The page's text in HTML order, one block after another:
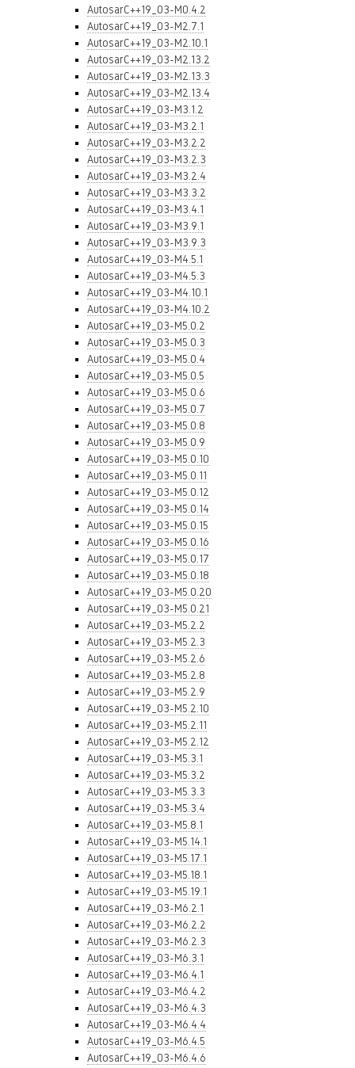
AutosarC++19_03-M0.4.2
AutosarC++19_03-M2.7.1
AutosarC++19_03-M2.10.1
AutosarC++19_03-M2.13.2
AutosarC++19_03-M2.13.3
AutosarC++19_03-M2.13.4
AutosarC++19_03-M3.1.2
AutosarC++19_03-M3.2.1
AutosarC++19_03-M3.2.2
AutosarC++19_03-M3.2.3
AutosarC++19_03-M3.2.4
AutosarC++19_03-M3.3.2
AutosarC++19_03-M3.4.1
AutosarC++19_03-M3.9.1
AutosarC++19_03-M3.9.3
AutosarC++19_03-M4.5.1
AutosarC++19_03-M4.5.3
AutosarC++19_03-M4.10.1
AutosarC++19_03-M4.10.2
AutosarC++19_03-M5.0.2
AutosarC++19_03-M5.0.3
AutosarC++19_03-M5.0.4
AutosarC++19_03-M5.0.5
AutosarC++19_03-M5.0.6
AutosarC++19_03-M5.0.7
AutosarC++19_03-M5.0.8
AutosarC++19_03-M5.0.9
AutosarC++19_03-M5.0.10
AutosarC++19_03-M5.0.11
AutosarC++19_03-M5.0.12
AutosarC++19_03-M5.0.14
AutosarC++19_03-M5.0.15
AutosarC++19_03-M5.0.16
AutosarC++19_03-M5.0.17
AutosarC++19_03-M5.0.18
AutosarC++19_03-M5.0.20
AutosarC++19_03-M5.0.21
AutosarC++19_03-M5.2.2
AutosarC++19_03-M5.2.3
AutosarC++19_03-M5.2.6
AutosarC++19_03-M5.2.8
AutosarC++19_03-M5.2.9
AutosarC++19_03-M5.2.10
AutosarC++19_03-M5.2.11
AutosarC++19_03-M5.2.12
AutosarC++19_03-M5.3.1
AutosarC++19_03-M5.3.2
AutosarC++19_03-M5.3.3
AutosarC++19_03-M5.3.4
AutosarC++19_03-M5.8.1
AutosarC++19_03-M5.14.1
AutosarC++19_03-M5.17.1
AutosarC++19_03-M5.18.1
AutosarC++19_03-M5.19.1
AutosarC++19_03-M6.2.1
AutosarC++19_03-M6.2.2
AutosarC++19_03-M6.2.3
AutosarC++19_03-M6.3.1
AutosarC++19_03-M6.4.1
AutosarC++19_03-M6.4.2
AutosarC++19_03-M6.4.3
AutosarC++19_03-M6.4.4
AutosarC++19_03-M6.4.5
AutosarC++19_03-M6.4.6